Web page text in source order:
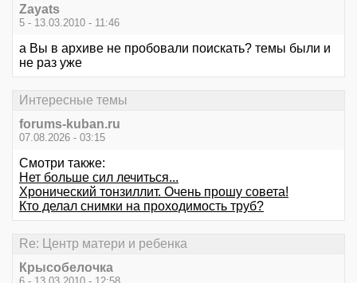
Zayats
5 - 13.03.2010 - 11:46
а Вы в архиве не пробовали поискать? темы были и
не раз уже
Интересные темы
forums-kuban.ru
07.08.2026 - 03:15
Смотри также:
Нет больше сил лечиться...
Хронический тонзиллит. Очень прошу совета!
Кто делал снимки на проходимость труб?
Re: Центр матери и ребенка
Крысобелочка